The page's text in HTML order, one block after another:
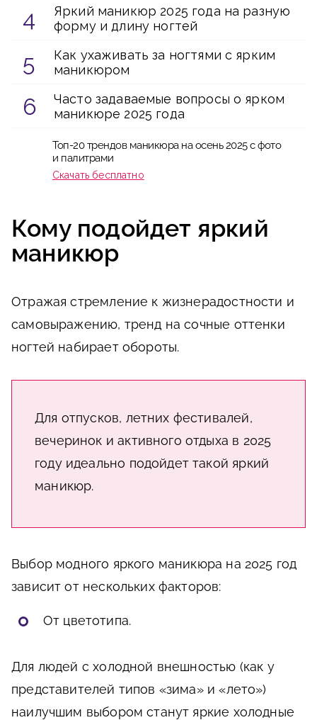
Яркий маникюр 2025 года на разную
форму и длину ногтей
Как ухаживать за ногтями с ярким
маникюром
Часто задаваемые вопросы о ярком
маникюре 2025 года
Топ-20 трендов маникюра на осень 2025 с фото
и палитрами
Скачать бесплатно
Кому подойдет яркий
маникюр
Отражая стремление к жизнерадостности и
самовыражению, тренд на сочные оттенки
ногтей набирает обороты.
Для отпусков, летних фестивалей,
вечеринок и активного отдыха в 2025
году идеально подойдет такой яркий
маникюр.
Выбор модного яркого маникюра на 2025 год
зависит от нескольких факторов:
От цветотипа.
Для людей с холодной внешностью (как у
представителей типов «зима» и «лето»)
наилучшим выбором станут яркие холодные